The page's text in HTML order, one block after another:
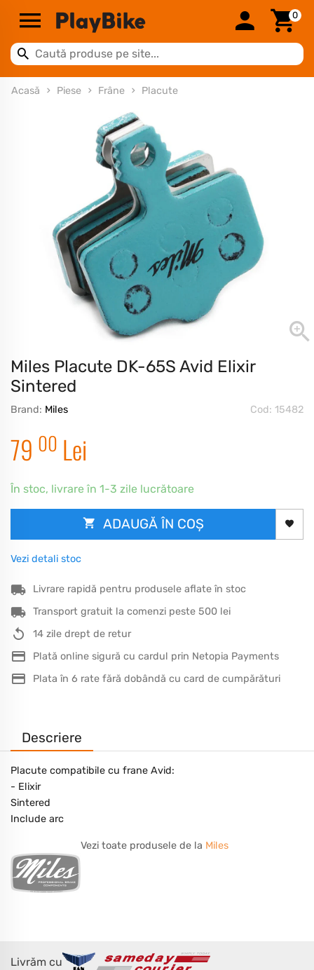
0
Acasă Piese Frâne Placute
Miles Placute DK-65S Avid Elixir
Sintered
Brand: Miles Cod: 15482
79 00 Lei
În stoc, livrare în 1-3 zile lucrătoare
ADAUGĂ ÎN COȘ
Vezi detali stoc
Livrare rapidă pentru produsele aflate în stoc
Transport gratuit la comenzi peste 500 lei
14 zile drept de retur
Plată online sigură cu cardul prin Netopia Payments
Plata în 6 rate fără dobândă cu card de cumpărături
Descriere
Placute compatibile cu frane Avid:
- Elixir
Sintered
Include arc
Vezi toate produsele de la Miles
Livrăm cu